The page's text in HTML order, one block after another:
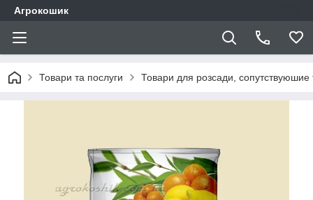
Агрокошик
Товари та послуги Товари для розсади, сопутствуюшие